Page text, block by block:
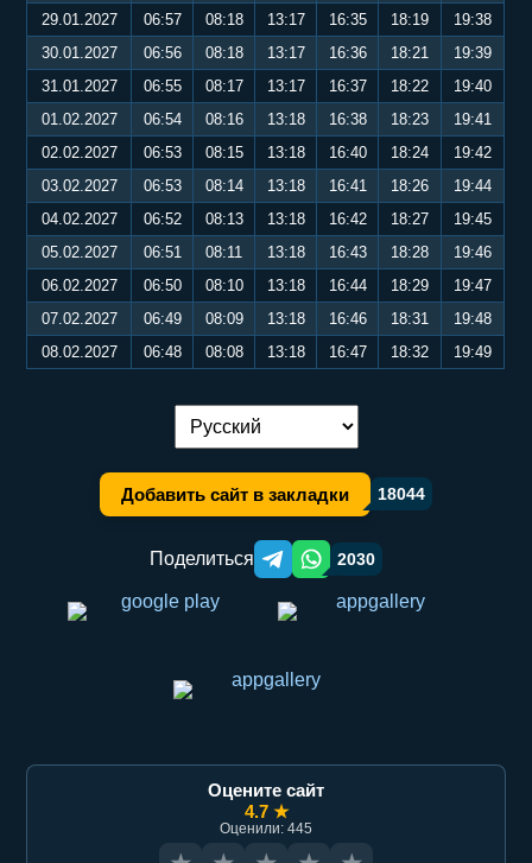
29.01.2027
06:57 08:18 13:17 16:35 18:19
19:38
30.01.2027
06:56 08:18 13:17 16:36 18:21
19:39
31.01.2027
06:55 08:17 13:17 16:37 18:22
19:40
01.02.2027
06:54 08:16 13:18 16:38 18:23
19:41
02.02.2027
06:53 08:15 13:18 16:40 18:24
19:42
03.02.2027
06:53 08:14 13:18 16:41 18:26
19:44
04.02.2027
06:52 08:13 13:18 16:42 18:27
19:45
05.02.2027
06:51 08:11 13:18 16:43 18:28
19:46
06.02.2027
06:50 08:10 13:18 16:44 18:29
19:47
07.02.2027
06:49 08:09 13:18 16:46 18:31
19:48
08.02.2027
06:48 08:08 13:18 16:47 18:32 19:49
Переключение языка:
Добавить сайт в закладки 18044
Поделиться Telegram orqali ulashish
WhatsApp orqali ulashish
2030
Оцените сайт
4.7 ★
Оценили: 445